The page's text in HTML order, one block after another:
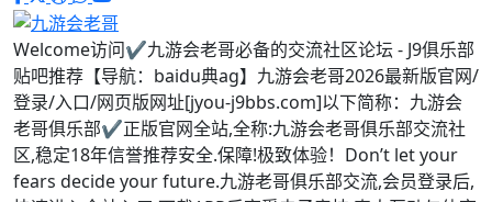
Welcome访问✔九游会老哥必备的交流社区论坛 - J9俱乐部
贴吧推荐【导航：baidu典ag】九游会老哥2026最新版官网/
登录/入口/网页版网址[jyou-j9bbs.com]以下简称：九游会
老哥俱乐部✔正版官网全站,全称:九游会老哥俱乐部交流社
区,稳定18年信誉推荐安全.保障!极致体验！Don’t let your
fears decide your future.九游老哥俱乐部交流,会员登录后,